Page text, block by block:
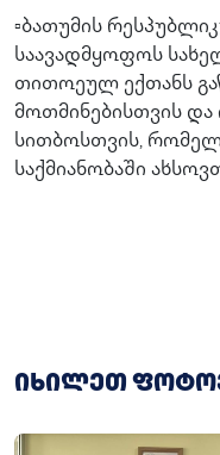
▫️ბათუმის
საავადმყოფოს
თითოეულ ექთანს
მოთმინებისთვის და
სითბოსთვის,
საქმიანობაში
იხილეთ